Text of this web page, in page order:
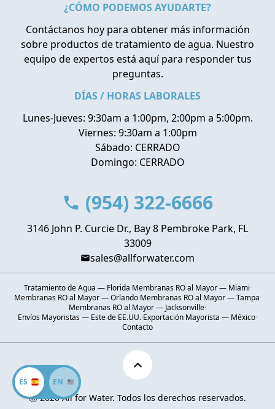
ES EN
¿CÓMO PODEMOS AYUDARTE?
Contáctanos hoy para obtener más información
sobre productos de tratamiento de agua. Nuestro
equipo de expertos está aquí para responder tus
preguntas.
DÍAS / HORAS LABORALES
Lunes-Jueves: 9:30am a 1:00pm, 2:00pm a 5:00pm.
Viernes: 9:30am a 1:00pm
Sábado: CERRADO
Domingo: CERRADO
(954) 322-6666
3146 John P. Curcie Dr., Bay 8 Pembroke Park, FL
33009
sales@allforwater.com
Tratamiento de Agua — Florida·Membranas RO al Mayor — Miami·
Membranas RO al Mayor — Orlando·Membranas RO al Mayor — Tampa·
Membranas RO al Mayor — Jacksonville·
Envíos Mayoristas — Este de EE.UU.·Exportación Mayorista — México·
Contacto
Ⓒ 2026 All for Water. Todos los derechos reservados.